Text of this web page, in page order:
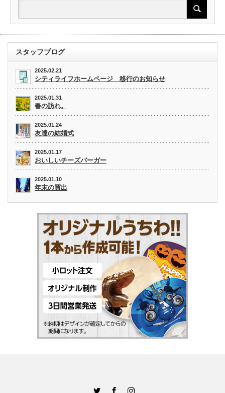
スタッフブログ
2025.02.21
シティライフホームページ 移行のお知らせ
2025.01.31
春の訪れ。
2025.01.24
友達の結婚式
2025.01.17
おいしいチーズバーガー
2025.01.10
年末の買出